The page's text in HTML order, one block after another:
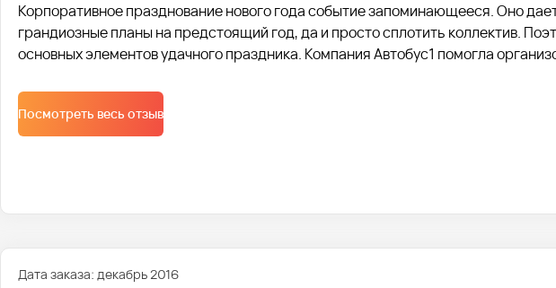
Корпоративное празднование нового года событие запоминающееся. Оно
грандиозные планы на предстоящий год, да и просто сплотить коллектив.
основных элементов удачного праздника. Компания Автобус1 помогла
Посмотреть весь отзыв
Дата заказа: декабрь 2016